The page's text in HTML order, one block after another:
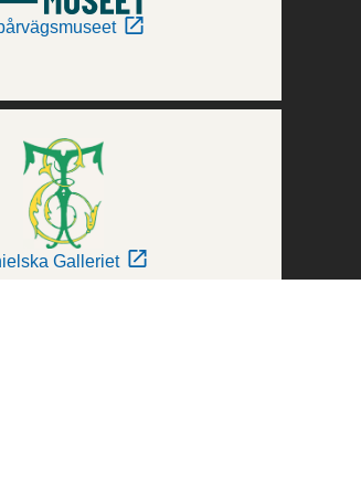
Galleriet